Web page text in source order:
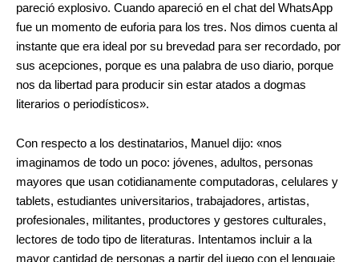
pareció explosivo. Cuando apareció en el chat del WhatsApp
fue un momento de euforia para los tres. Nos dimos cuenta al
instante que era ideal por su brevedad para ser recordado, por
sus acepciones, porque es una palabra de uso diario, porque
nos da libertad para producir sin estar atados a dogmas
literarios o periodísticos».
Con respecto a los destinatarios, Manuel dijo: «nos
imaginamos de todo un poco: jóvenes, adultos, personas
mayores que usan cotidianamente computadoras, celulares y
tablets, estudiantes universitarios, trabajadores, artistas,
profesionales, militantes, productores y gestores culturales,
lectores de todo tipo de literaturas. Intentamos incluir a la
mayor cantidad de personas a partir del juego con el lenguaje